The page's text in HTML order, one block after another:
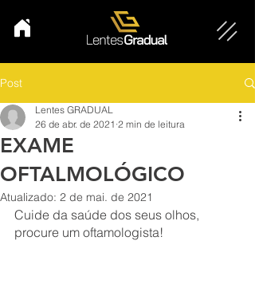
Post
EXAME
OFTALMOLÓGICO
Lentes GRADUAL
26 de abr. de 2021 2 min de leitura
Atualizado: 2 de mai. de 2021
Cuide da saúde dos seus olhos,
procure um oftamologista!